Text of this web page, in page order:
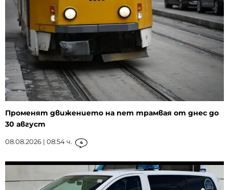
Променят движението на пет трамвая от днес до
30 август
08.08.2026 | 08:54 ч. 4